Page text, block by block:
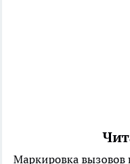
Маркировка